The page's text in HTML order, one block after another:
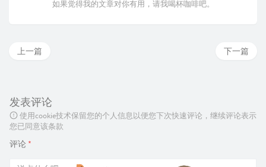
如果觉得我的文章对你有用，请我喝杯咖啡吧。
下一篇
上一篇
发表评论
使用cookie技术保留您的个人信息以便您下次快速评论，继续评论表示
您已同意该条款
评论 *